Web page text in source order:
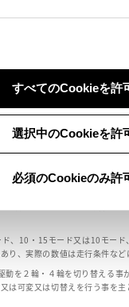
すべてのCookieを許
選択中のCookieを許
必須のCookieのみ許
数値が複数ある場合とサスペン
異なる場合がございます。
×2の表記がしてある場合がご
ド、10・15モード又は10モー
り、実際の数値は走行条件など
動を２輪・４輪を切り替える事
は可変又は切替えを行う事を主